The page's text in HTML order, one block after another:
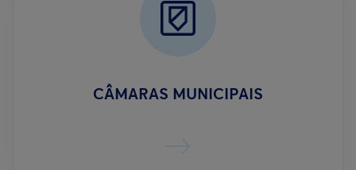
CÂMARAS MUNICIPAIS